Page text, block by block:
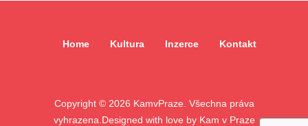
Home Kultura Inzerce Kontakt
Copyright © 2026 KamvPraze. Všechna práva
vyhrazena. Designed with love by Kam v Praze